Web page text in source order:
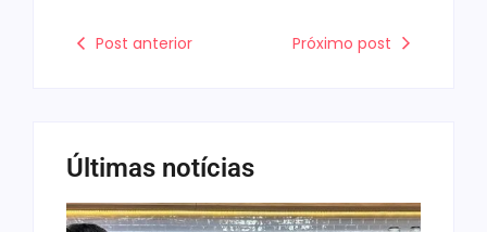
Post anterior Próximo post
Últimas notícias